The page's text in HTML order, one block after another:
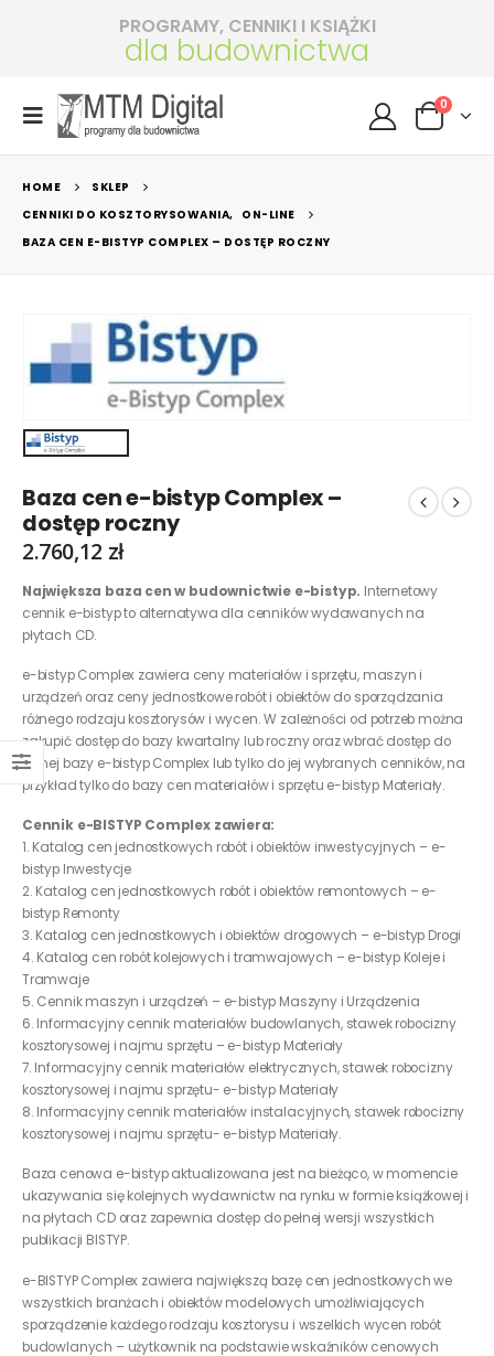
PROGRAMY, CENNIKI I KSIĄŻKI
dla budownictwa
0
HOME
SKLEP
CENNIKI DO KOSZTORYSOWANIA, ON-LINE
BAZA CEN E-BISTYP COMPLEX – DOSTĘP ROCZNY
Baza cen e-bistyp Complex –
dostęp roczny
2.760,12 zł
Największa baza cen w budownictwie e-bistyp. Internetowy
cennik e-bistyp to alternatywa dla cenników wydawanych na
płytach CD.
e-bistyp Complex zawiera ceny materiałów i sprzętu, maszyn i
urządzeń oraz ceny jednostkowe robót i obiektów do sporządzania
różnego rodzaju kosztorysów i wycen. W zależności od potrzeb można
zakupić dostęp do bazy kwartalny lub roczny oraz wbrać dostęp do
pełnej bazy e-bistyp Complex lub tylko do jej wybranych cenników, na
przykład tylko do bazy cen materiałów i sprzętu e-bistyp Materiały.
Cennik e-BISTYP Complex zawiera:
1. Katalog cen jednostkowych robót i obiektów inwestycyjnych – e-
bistyp Inwestycje
2. Katalog cen jednostkowych robót i obiektów remontowych – e-
bistyp Remonty
3. Katalog cen jednostkowych i obiektów drogowych – e-bistyp Drogi
4. Katalog cen robót kolejowych i tramwajowych – e-bistyp Koleje i
Tramwaje
5. Cennik maszyn i urządzeń – e-bistyp Maszyny i Urządzenia
6. Informacyjny cennik materiałów budowlanych, stawek robocizny
kosztorysowej i najmu sprzętu – e-bistyp Materiały
7. Informacyjny cennik materiałów elektrycznych, stawek robocizny
kosztorysowej i najmu sprzętu- e-bistyp Materiały
8. Informacyjny cennik materiałów instalacyjnych, stawek robocizny
kosztorysowej i najmu sprzętu- e-bistyp Materiały.
Baza cenowa e-bistyp aktualizowana jest na bieżąco, w momencie
ukazywania się kolejnych wydawnictw na rynku w formie książkowej i
na płytach CD oraz zapewnia dostęp do pełnej wersji wszystkich
publikacji BISTYP.
e-BISTYP Complex zawiera największą bazę cen jednostkowych we
wszystkich branżach i obiektów modelowych umożliwiających
sporządzenie każdego rodzaju kosztorysu i wszelkich wycen robót
budowlanych – użytkownik na podstawie wskaźników cenowych